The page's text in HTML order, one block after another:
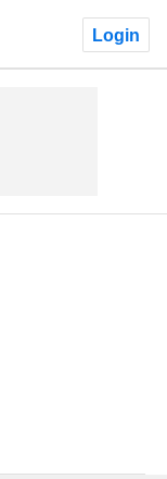
Login